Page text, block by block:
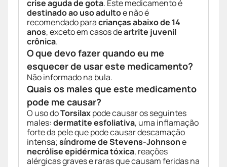
crise aguda de gota. Este medicamento é
destinado ao uso adultoe não é
recomendado paracrianças abaixo de 14
anos, exceto em casos deartrite juvenil
crônica.
O que devo fazer quando eu me
esquecer de usar este medicamento?
Não informado na bula.
Quais os males que este medicamento
pode me causar?
O uso doTorsilaxpode causar os seguintes
males:dermatite esfoliativa, uma inflamação
forte da pele que pode causar descamação
intensa;síndrome de Stevens-Johnsone
necrólise epidérmica tóxica, reações
alérgicas graves e raras que causam feridas na